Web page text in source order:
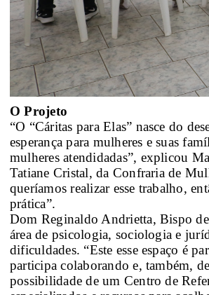
O Projeto
“O “Cáritas para Elas” nasce do
esperança para mulheres e suas
mulheres atendidadas”, explicou
Tatiane Cristal, da Confraria de
queríamos realizar esse trabalho,
prática”.
Dom Reginaldo Andrietta, Bispo
área de psicologia, sociologia e
dificuldades. “Este esse espaço é
participa colaborando e, também,
possibilidade de um Centro de